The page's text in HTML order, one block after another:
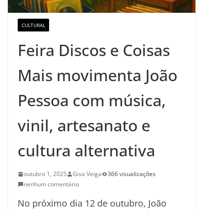
CULTURAL
Feira Discos e Coisas
Mais movimenta João
Pessoa com música,
vinil, artesanato e
cultura alternativa
outubro 1, 2025 Gisa Veiga
366 visualizações
nenhum comentário
No próximo dia 12 de outubro, João